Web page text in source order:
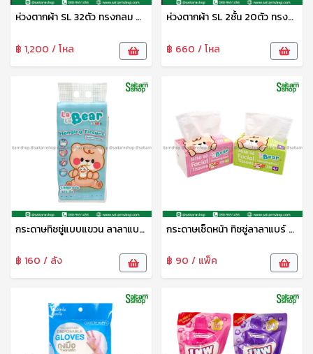
ห่วงตากผ้า SL 32ตัว ทรงกลม CYS
฿ 1,200 / โหล
ห่วงตากผ้า SL 2ชั้น 20ตัว ทรงกลม CYS
฿ 660 / โหล
กระดาษทิชชู่แบบแขวน ลาลาแบร์ 1300แผ่น KUMU
฿ 160 / ลัง
กระดาษเช็ดหน้า ทิชชู่ลาลาแบร์ 336แผ่น KUMA
฿ 90 / แพ็ค